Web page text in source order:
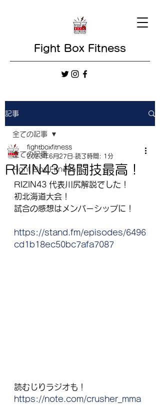
Fight Box Fitness
記事
全ての記事
Fight Box Fitness
全ての記事
RIZIN43 格闘技最高！
fightboxfitness
2023年6月27日 読了時間: 1分
RIZIN43 代表川尻解説でした！
初北海道大会！
試合の感想はメンバーシップに！
https://stand.fm/episodes/6496
cd1b18ec50bc7afa7087
読むじりラジオも！
https://note.com/crusher_mma